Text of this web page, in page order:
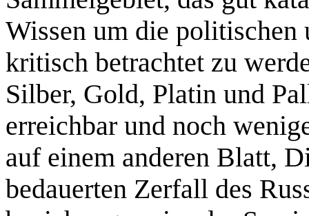
Wissen um die
kritisch betrachtet zu
Silber, Gold, Platin und
erreichbar und noch
auf einem anderen Blatt,
bedauerten Zerfall des